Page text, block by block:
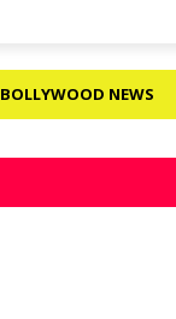
BOLLYWOOD NEWS